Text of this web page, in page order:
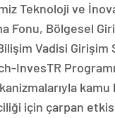
Teknoloji ve
Fonu, Bölgesel
Vadisi
InvesTR
kamu
için çarpan